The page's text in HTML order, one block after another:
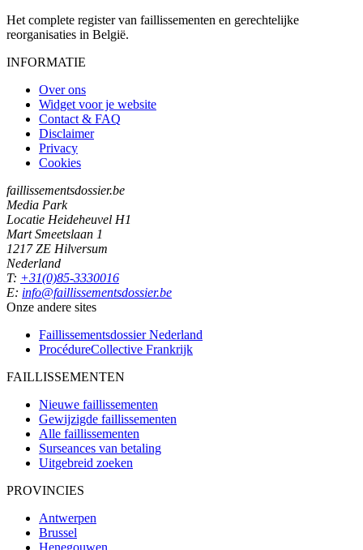
Het complete register van faillissementen en gerechtelijke
reorganisaties in België.
INFORMATIE
Over ons
Widget voor je website
Contact & FAQ
Disclaimer
Privacy
Cookies
faillissementsdossier.be
Media Park
Locatie Heideheuvel H1
Mart Smeetslaan 1
1217 ZE Hilversum
Nederland
T: +31(0)85-3330016
E: info@faillissementsdossier.be
Onze andere sites
Faillissementsdossier Nederland
ProcédureCollective Frankrijk
FAILLISSEMENTEN
Nieuwe faillissementen
Gewijzigde faillissementen
Alle faillissementen
Surseances van betaling
Uitgebreid zoeken
PROVINCIES
Antwerpen
Brussel
Henegouwen